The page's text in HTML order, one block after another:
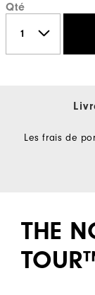
Qté
Les frais de
THE